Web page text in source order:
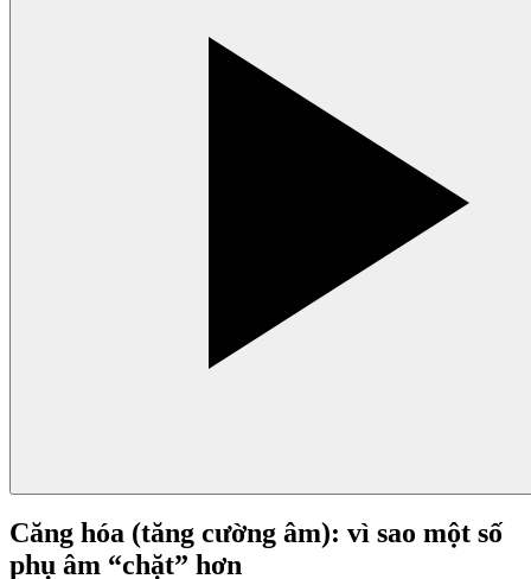
Căng hóa (tăng cường âm): vì sao một số
phụ âm “chặt” hơn